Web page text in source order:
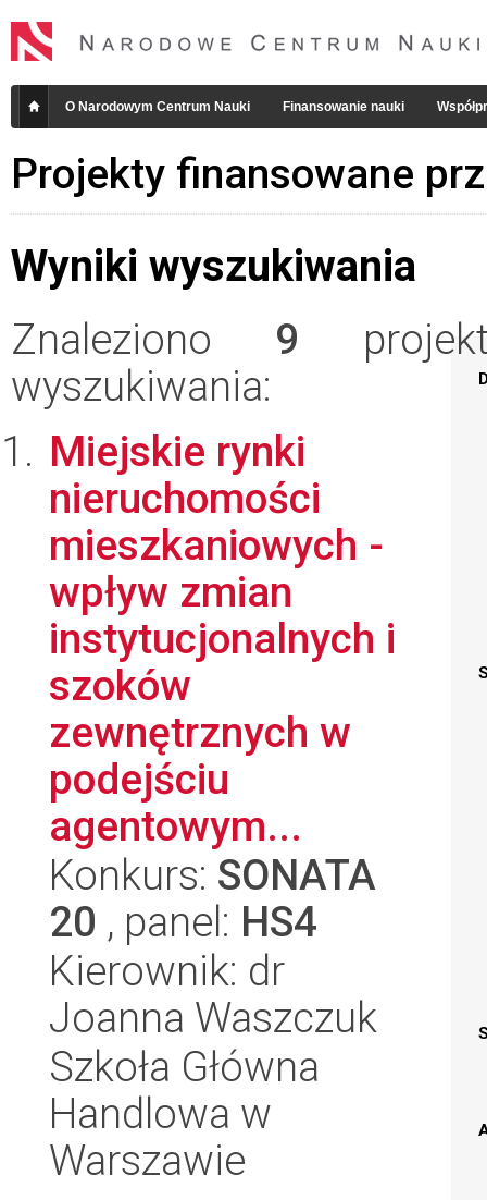
O Narodowym Centrum Nauki Finansowanie nauki
Projekty finansowane
Wyniki wyszukiwania
Znaleziono 9
wyszukiwania:
Miejskie rynki
nieruchomości
mieszkaniowych -
wpływ zmian
instytucjonalnych i
szoków
zewnętrznych w
podejściu
agentowym...
Konkurs: SONATA
20 , panel: HS4
Kierownik: dr
Joanna Waszczuk
Szkoła Główna
Handlowa w
Warszawie